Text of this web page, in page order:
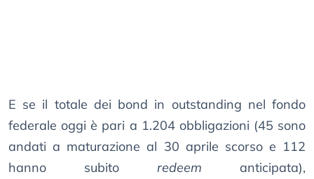
E se il totale dei bond in outstanding nel fondo
federale oggi è pari a 1.204 obbligazioni (45 sono
andati a maturazione al 30 aprile scorso e 112
hanno subito redeem anticipata),